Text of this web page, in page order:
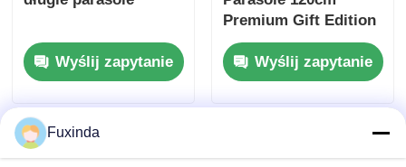
Wyślij zapytanie
Premium Gift Edition
Wyślij zapytanie
Fuxinda